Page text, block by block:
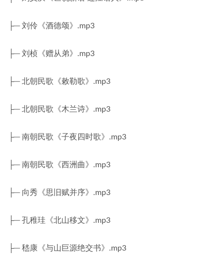
├─ 刘伶《酒德颂》.mp3
├─ 刘桢《赠从弟》.mp3
├─ 北朝民歌《敕勒歌》.mp3
├─ 北朝民歌《木兰诗》.mp3
├─ 南朝民歌《子夜四时歌》.mp3
├─ 南朝民歌《西洲曲》.mp3
├─ 向秀《思旧赋并序》.mp3
├─ 孔稚珪《北山移文》.mp3
├─ 嵇康《与山巨源绝交书》.mp3